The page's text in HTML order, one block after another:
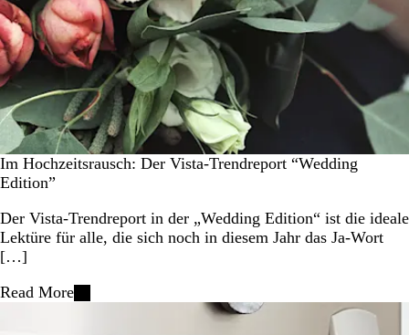
Im Hochzeitsrausch: Der Vista-Trendreport “Wedding
Edition”
Der Vista-Trendreport in der „Wedding Edition“ ist die ideale
Lektüre für alle, die sich noch in diesem Jahr das Ja-Wort
[…]
Read More